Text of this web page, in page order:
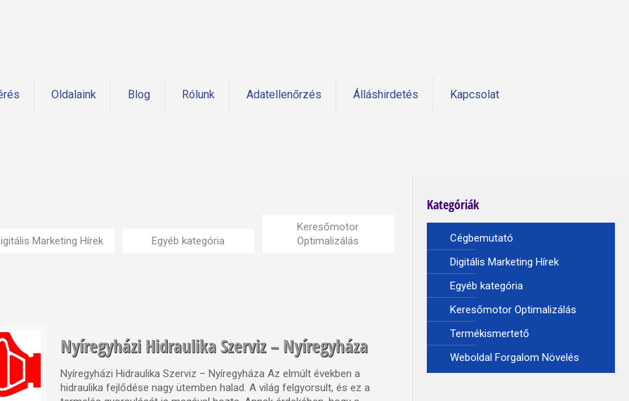
Oldalaink Blog Rólunk Adatellenőrzés Álláshirdetés Kapcsolat
Marketing Hírek Egyéb kategória
Keresőmotor
Optimalizálás
Nyíregyházi Hidraulika Szerviz – Nyíregyháza
Nyíregyházi Hidraulika Szerviz – Nyíregyháza Az elmúlt években a
hidraulika fejlődése nagy ütemben halad. A világ felgyorsult, és ez a
Kategóriák
Cégbemutató
Digitális Marketing Hírek
Egyéb kategória
Keresőmotor Optimalizálás
Termékismertető
Weboldal Forgalom Növelés